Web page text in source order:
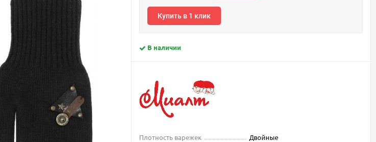
Купить в 1 клик
В наличии
Плотность варежек
Двойные